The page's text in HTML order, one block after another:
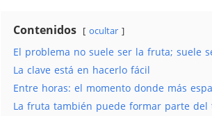
Contenidos ocultar
El problema no suele ser la fruta; suele
La clave está en hacerlo fácil
Entre horas: el momento donde más
La fruta también puede formar parte del